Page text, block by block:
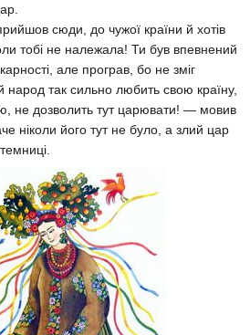
сюди, до чужої країни й хотів
тобі не належала! Ти був впевнений
але програв, бо не зміг
народ так сильно любить свою країну,
не дозволить тут царювати! — мовив
ніколи його тут не було, а злий цар